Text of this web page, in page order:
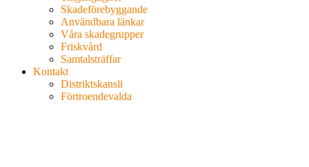
Skadeförebyggande
Användbara länkar
Våra skadegrupper
Friskvård
Samtalsträffar
Kontakt
Distriktskansli
Förtroendevalda